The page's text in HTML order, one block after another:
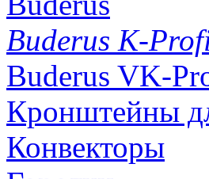
Buderus K-
Buderus VK-
Кронштейны
Конвекторы